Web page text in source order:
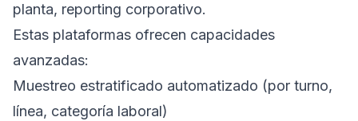
planta, reporting corporativo.
Estas plataformas ofrecen capacidades
avanzadas:
Muestreo estratificado automatizado (por turno,
línea, categoría laboral)